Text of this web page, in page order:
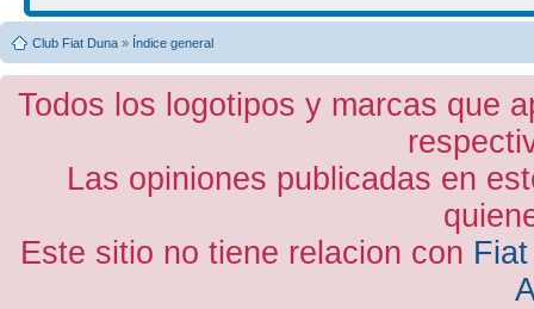
Club Fiat Duna » Índice general
Todos los logotipos y marcas que
Las opiniones publicadas en
Este sitio no tiene relacion con